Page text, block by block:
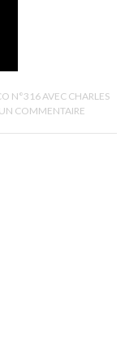
N°316 AVEC CHARLES
COMMENTAIRE